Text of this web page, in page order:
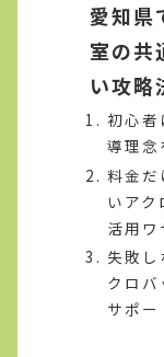
愛知県
室の共
い攻略
初心
導理念
料金
いア
活用ワ
失敗
クロ
サポー